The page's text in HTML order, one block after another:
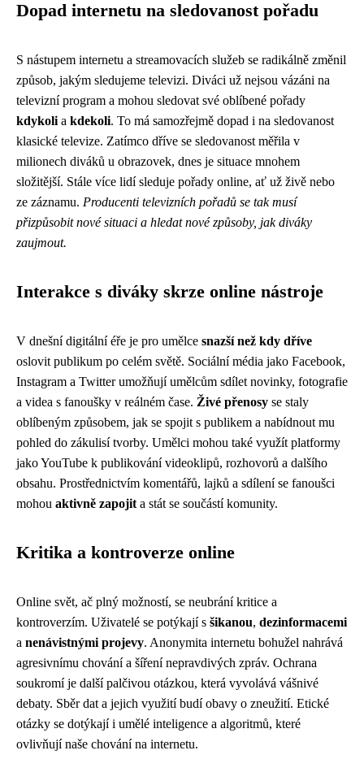
Dopad internetu na sledovanost pořadu
S nástupem internetu a streamovacích služeb se radikálně změnil
způsob, jakým sledujeme televizi. Diváci už nejsou vázáni na
televizní program a mohou sledovat své oblíbené pořady
kdykoli a kdekoli. To má samozřejmě dopad i na sledovanost
klasické televize. Zatímco dříve se sledovanost měřila v
milionech diváků u obrazovek, dnes je situace mnohem
složitější. Stále více lidí sleduje pořady online, ať už živě nebo
ze záznamu. Producenti televizních pořadů se tak musí
přizpůsobit nové situaci a hledat nové způsoby, jak diváky
zaujmout.
Interakce s diváky skrze online nástroje
V dnešní digitální éře je pro umělce snazší než kdy dříve
oslovit publikum po celém světě. Sociální média jako Facebook,
Instagram a Twitter umožňují umělcům sdílet novinky, fotografie
a videa s fanoušky v reálném čase. Živé přenosy se staly
oblíbeným způsobem, jak se spojit s publikem a nabídnout mu
pohled do zákulisí tvorby. Umělci mohou také využít platformy
jako YouTube k publikování videoklipů, rozhovorů a dalšího
obsahu. Prostřednictvím komentářů, lajků a sdílení se fanoušci
mohou aktivně zapojit a stát se součástí komunity.
Kritika a kontroverze online
Online svět, ač plný možností, se neubrání kritice a
kontroverzím. Uživatelé se potýkají s šikanou, dezinformacemi
a nenávistnými projevy. Anonymita internetu bohužel nahrává
agresivnímu chování a šíření nepravdivých zpráv. Ochrana
soukromí je další palčivou otázkou, která vyvolává vášnivé
debaty. Sběr dat a jejich využití budí obavy o zneužití. Etické
otázky se dotýkají i umělé inteligence a algoritmů, které
ovlivňují naše chování na internetu.